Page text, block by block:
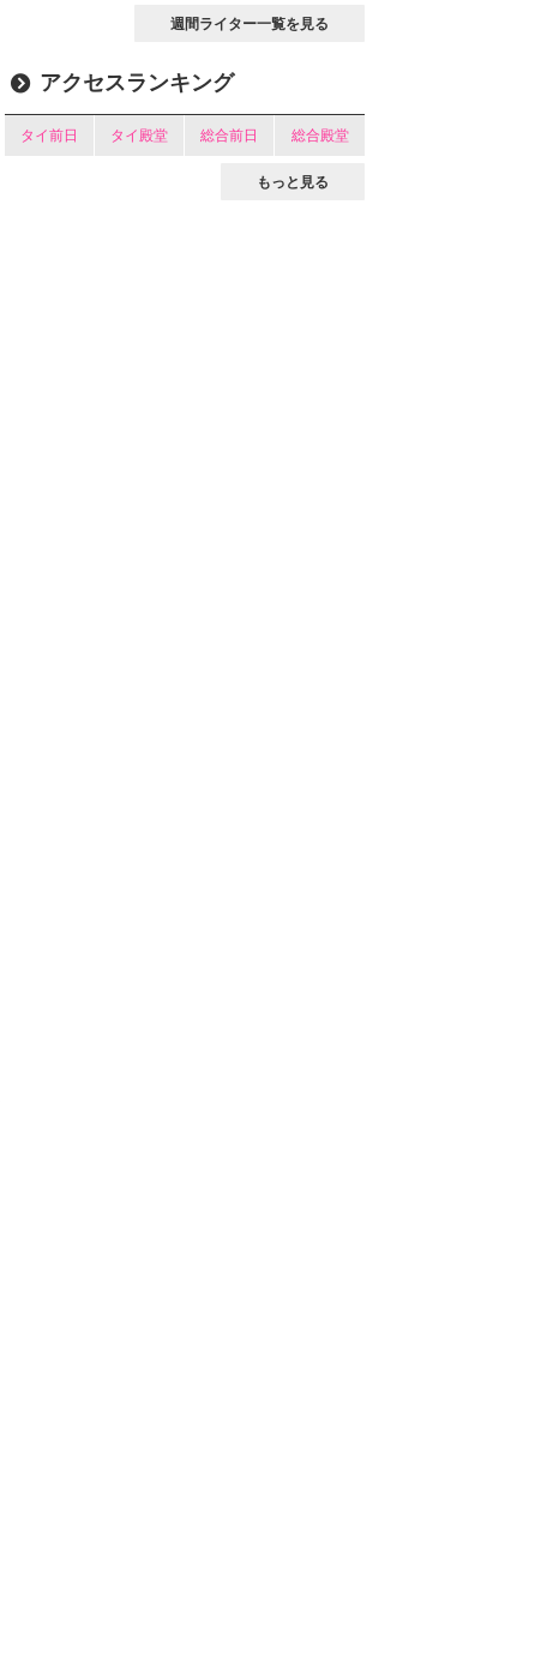
週間ライター一覧を見る
アクセスランキング
タイ前日 タイ殿堂 総合前日 総合殿堂
もっと見る